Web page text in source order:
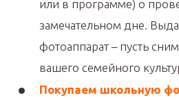
или в программе) о
замечательном дне.
фотоаппарат – пусть
вашего семейного
Покупаем школьную